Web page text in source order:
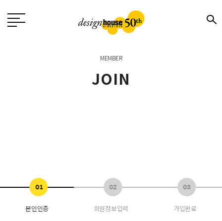
MEMBER
JOIN
본인인증 회원정보입력 가입완료